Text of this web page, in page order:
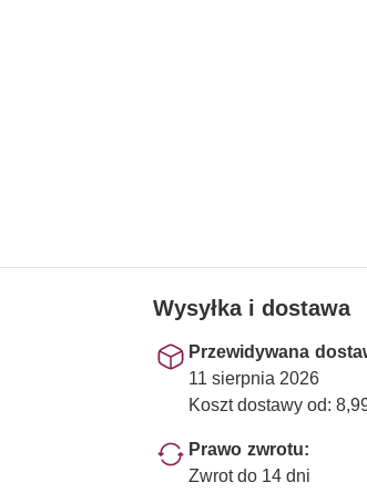
Wysyłka i dostawa
Przewidywana
11 sierpnia 2026
Koszt dostawy od:
Prawo zwrotu:
Zwrot do 14 dni